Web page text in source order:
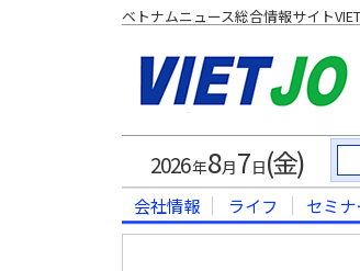
ベトナムニュース総合情報サイト
2026年8月7 日(金)
会社情報 ライフ セミナ